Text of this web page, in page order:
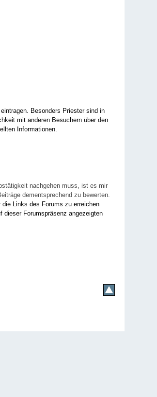
Besonders Priester sind in
mit anderen Besuchern über den
Informationen.
nachgehen muss, ist es mir
dementsprechend zu bewerten.
Links des Forums zu erreichen
dieser Forumspräsenz angezeigten